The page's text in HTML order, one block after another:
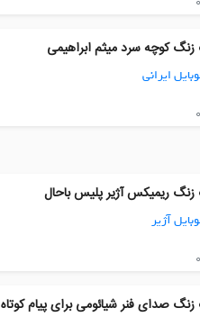
کوچه سرد میثم ابراهیمی
ایرانی
ریمیکس آژیر پلیس باحال
آژیر
صدای فنر شیائومی برای پیام کوتاه